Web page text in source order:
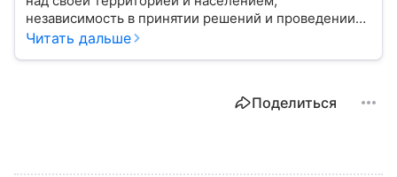
независимость в принятии решений и проведении
внешней политики.
Читать дальше
Поделиться